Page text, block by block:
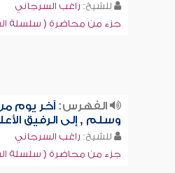
للشيخ: راغب السرجاني
جزء من محاضرة ( سلسلة
الفهرس:آخر يوم
وسلم , إلى الرفيق
للشيخ: راغب السرجاني
جزء من محاضرة ( سلسلة